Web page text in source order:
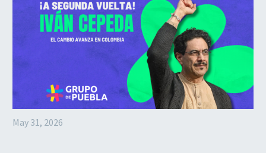
May 31, 2026